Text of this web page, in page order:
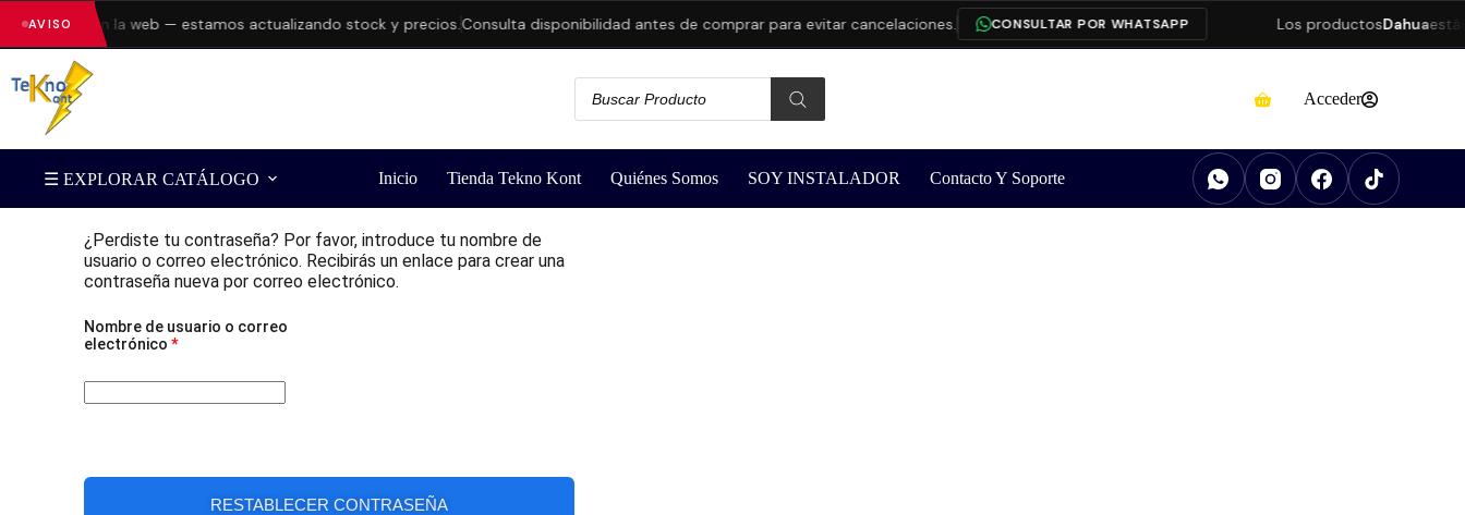
AVISO
errores en la web — estamos actualizando stock y precios.Consulta disponibilidad antes de comprar para evitar cancelaciones. CONSULTAR POR WHATSAPP Los productosDahua
Acceder
☰ EXPLORAR CATÁLOGO Inicio Tienda Tekno Kont Quiénes Somos SOY INSTALADOR Contacto Y Soporte
¿Perdiste tu contraseña? Por favor, introduce tu nombre de
usuario o correo electrónico. Recibirás un enlace para crear una
contraseña nueva por correo electrónico.
Nombre de usuario o correo
electrónico*
RESTABLECER CONTRASEÑA